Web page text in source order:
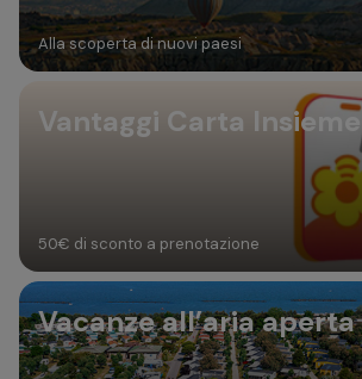
Alla scoperta di nuovi paesi
Vantaggi Carta Insieme
50€ di sconto a prenotazione
Vacanze all’aria aperta